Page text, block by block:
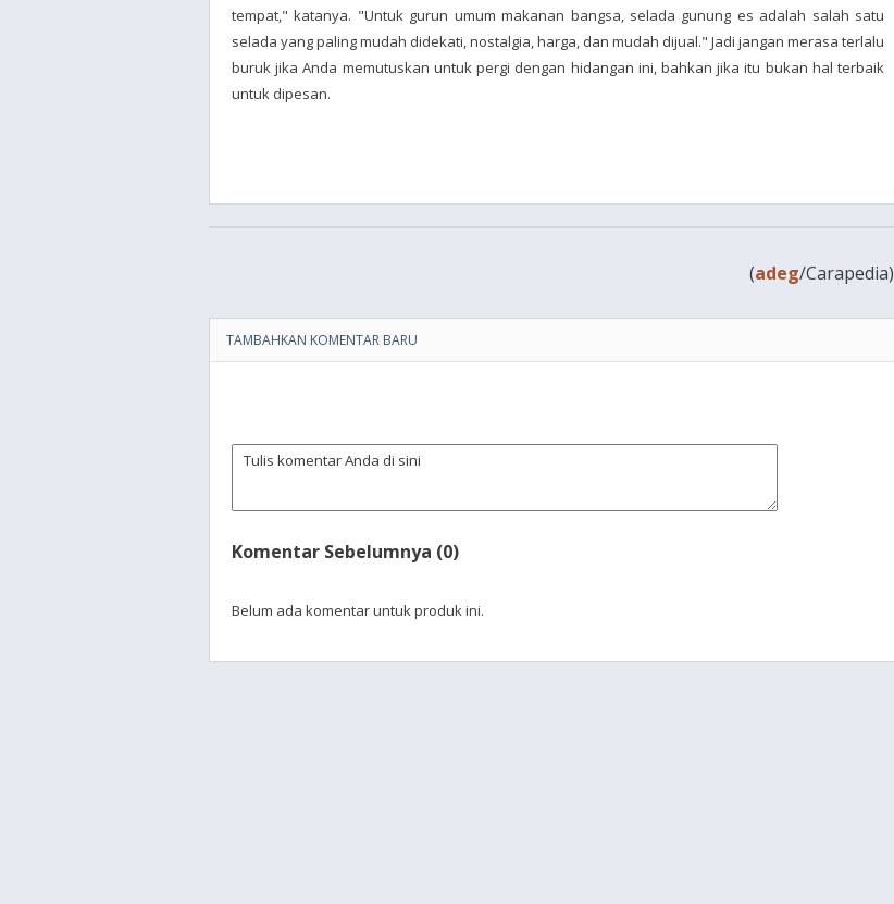
tempat," katanya. "Untuk gurun umum makanan bangsa, selada gunung es adalah salah satu
selada yang paling mudah didekati, nostalgia, harga, dan mudah dijual." Jadi jangan merasa terlalu
buruk jika Anda memutuskan untuk pergi dengan hidangan ini, bahkan jika itu bukan hal terbaik
untuk dipesan.
(adeg/Carapedia)
TAMBAHKAN KOMENTAR BARU
Komentar Sebelumnya (0)
Belum ada komentar untuk produk ini.